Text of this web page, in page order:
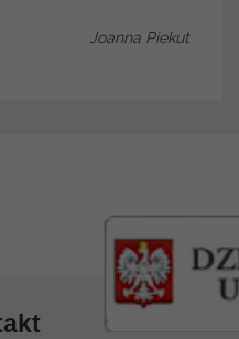
Joanna Piekut